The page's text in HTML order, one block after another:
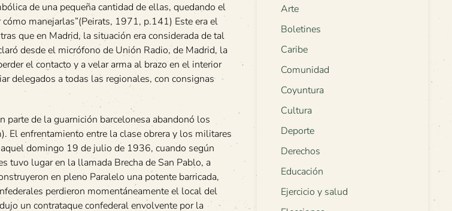
de una pequeña cantidad de ellas, quedando el
manejarlas”(Peirats, 1971, p.141) Este era el
que en Madrid, la situación era considerada de tal
desde el micrófono de Unión Radio, de Madrid, la
el contacto y a velar arma al brazo en el interior
delegados a todas las regionales, con consignas
parte de la guarnición barcelonesa abandonó los
El enfrentamiento entre la clase obrera y los militares
domingo 19 de julio de 1936, cuando según
tuvo lugar en la llamada Brecha de San Pablo, a
en pleno Paralelo una potente barricada,
perdieron momentáneamente el local del
un contrataque confederal envolvente por la
Arte
Boletines
Caribe
Comunidad
Coyuntura
Cultura
Deporte
Derechos
Educación
Ejercicio y salud